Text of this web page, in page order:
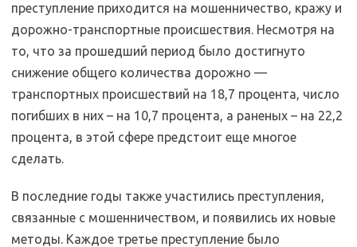
преступление приходится на мошенничество, кражу и
дорожно-транспортные происшествия. Несмотря на
то, что за прошедший период было достигнуто
снижение общего количества дорожно —
транспортных происшествий на 18,7 процента, число
погибших в них – на 10,7 процента, а раненых – на 22,2
процента, в этой сфере предстоит еще многое
сделать.
В последние годы также участились преступления,
связанные с мошенничеством, и появились их новые
методы. Каждое третье преступление было